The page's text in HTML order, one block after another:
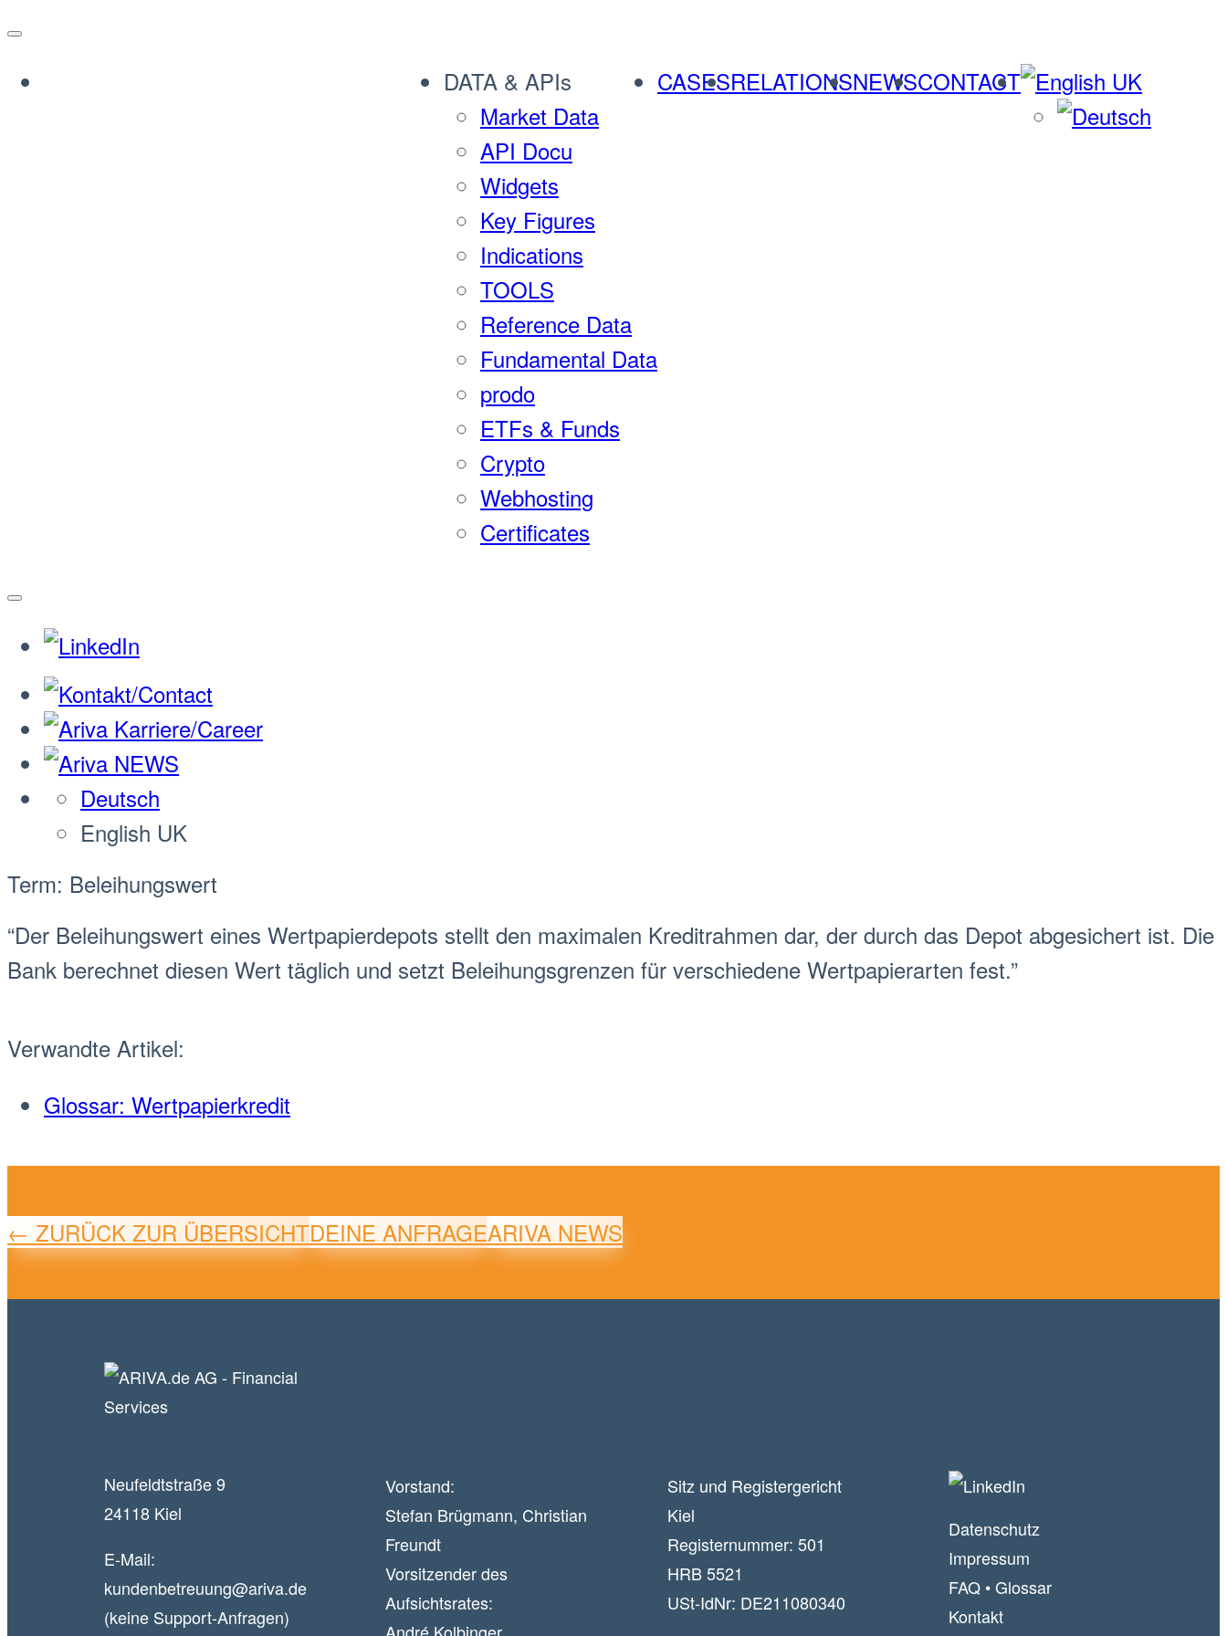
DATA & APIs
Market Data
API Docu
Widgets
Key Figures
Indications
TOOLS
Reference Data
Fundamental Data
prodo
ETFs & Funds
Crypto
Webhosting
Certificates
CASESRELATIONSNEWSCONTACT
Deutsch
English UK
Term: Beleihungswert
“Der Beleihungswert eines Wertpapierdepots stellt den maximalen Kreditrahmen dar, der durch das Depot abgesichert ist. Die
Bank berechnet diesen Wert täglich und setzt Beleihungsgrenzen für verschiedene Wertpapierarten fest.”
Verwandte Artikel:
Glossar: Wertpapierkredit
← ZURÜCK ZUR ÜBERSICHTDEINE ANFRAGEARIVA NEWS
Neufeldtstraße 9
24118 Kiel
E-Mail:
kundenbetreuung@ariva.de
(keine Support-Anfragen)
Vorstand:
Stefan Brügmann, Christian
Freundt
Vorsitzender des
Aufsichtsrates:
Sitz und Registergericht
Kiel
Registernummer: 501
HRB 5521
USt-IdNr: DE211080340
Datenschutz
Impressum
FAQ•Glossar
Kontakt